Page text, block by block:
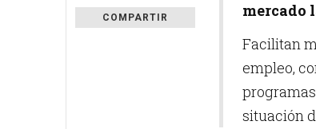
COMPARTIR
mercado
Facilitan
empleo,
situación